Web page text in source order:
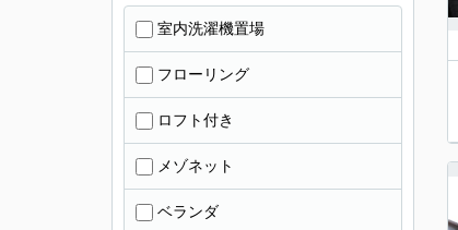
室内洗濯機置場
フローリング
ロフト付き
メゾネット
ベランダ